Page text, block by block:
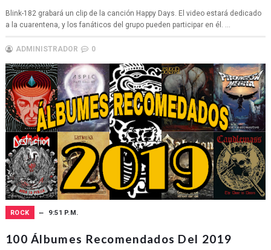
Blink-182 grabará un clip de la canción Happy Days. El video estará dedicado
a la cuarentena, y los fanáticos del grupo pueden participar en él. ...
ADMINISTRADOR 0
ROCK 9:51 P.M.
100 Álbumes Recomendados Del 2019